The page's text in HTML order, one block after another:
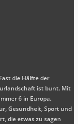
die Hälfte der
ist bunt. Mit
6 in Europa.
Gesundheit, Sport und
die etwas zu sagen